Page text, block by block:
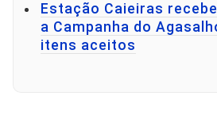
Estação Caieiras
a Campanha do
itens aceitos